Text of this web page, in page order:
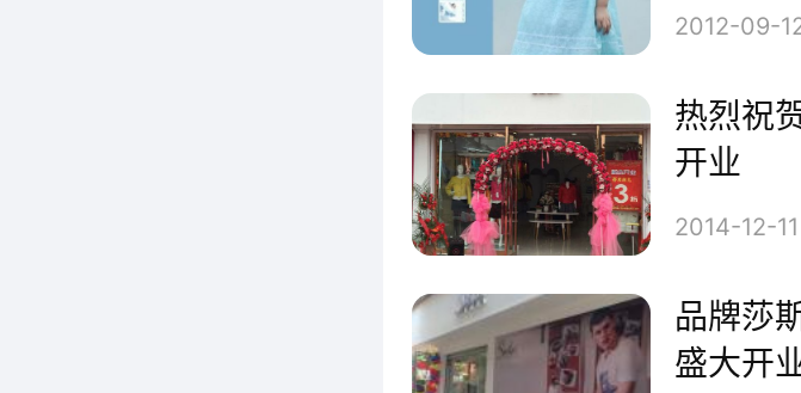
2009年OuView欧维
2012-09-
热烈祝
开业
2014-12-11
品牌莎
盛大开